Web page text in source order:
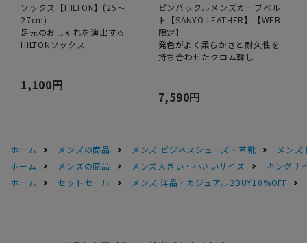
ソックス【HILTON】(25～
27cm)
足元のおしゃれを演出する
HILTONソックス
1,100円
ピンバックルメンズカーブベル
ト【SANYO LEATHER】【WEB
限定】
発色がよく柔らかさと耐久性を
持ち合わせたクロム鞣し
7,590円
ホーム メンズの商品 メンズ ビジネスシューズ・革靴
メンズ
ホーム
メンズの商品 メンズ大きい・小さいサイズ
キングサ
ホーム
セットセール メンズ 洋品・カジュアル2BUY10%OFF